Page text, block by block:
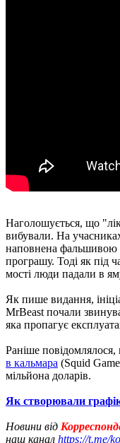
Наголошується, що
вибували. На
наповнена фальшивою
програшу. Тоді як під
мості люди падали в
Як пише видання,
MrBeast почали
яка пропагує
Раніше
в кальмара (Squid
мільйона доларів.
Як створювали
Новини від
наш канал https://t.me/